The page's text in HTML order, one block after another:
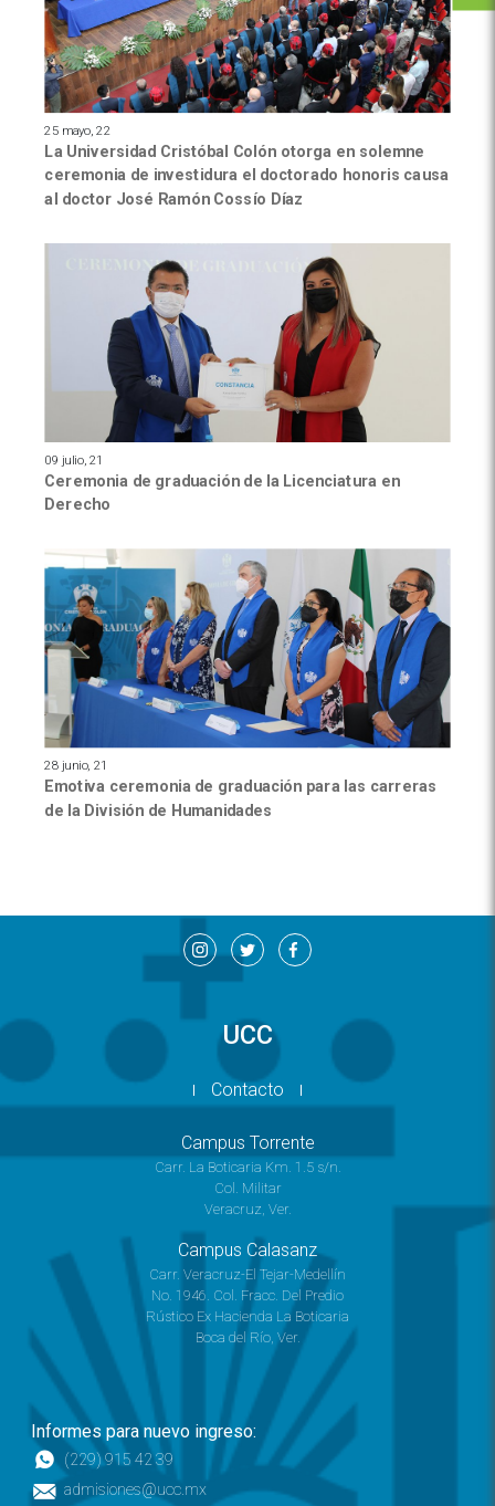
25 mayo, 22
La Universidad Cristóbal Colón otorga en solemne
ceremonia de investidura el doctorado honoris causa
al doctor José Ramón Cossío Díaz
09 julio, 21
Ceremonia de graduación de la Licenciatura en
Derecho
28 junio, 21
Emotiva ceremonia de graduación para las carreras
de la División de Humanidades
UCC
Contacto
Campus Torrente
Carr. La Boticaria Km. 1.5 s/n.
Col. Militar
Veracruz, Ver.
Campus Calasanz
Carr. Veracruz-El Tejar-Medellín
No. 1946. Col. Fracc. Del Predio
Rústico Ex Hacienda La Boticaria
Boca del Río, Ver.
Informes para nuevo ingreso:
(229) 915 42 39
admisiones@ucc.mx